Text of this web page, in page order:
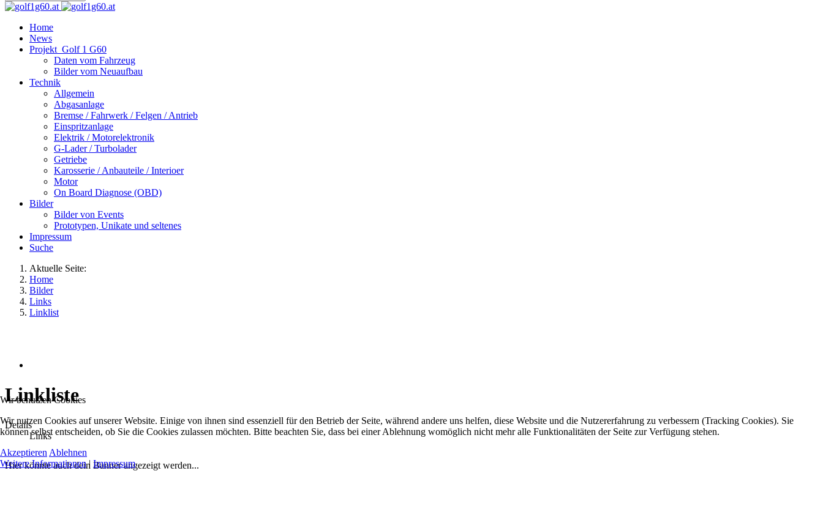
Home
News
Projekt_Golf 1 G60
Daten vom Fahrzeug
Bilder vom Neuaufbau
Technik
Allgemein
Abgasanlage
Bremse / Fahrwerk / Felgen / Antrieb
Einspritzanlage
Elektrik / Motorelektronik
G-Lader / Turbolader
Getriebe
Karosserie / Anbauteile / Interioer
Motor
On Board Diagnose (OBD)
Bilder
Bilder von Events
Prototypen, Unikate und seltenes
Impressum
Suche
Aktuelle Seite:
Home
Bilder
Links
Linklist
Linkliste
Details
Links
Hier könnte auch dein Banner angezeigt werden...
Wir benutzen Cookies
Wir nutzen Cookies auf unserer Website. Einige von ihnen sind essenziell für den Betrieb der Seite, während andere uns helfen, diese Website und die Nutzererfahrung zu verbessern (Tracking Cookies). Sie
können selbst entscheiden, ob Sie die Cookies zulassen möchten. Bitte beachten Sie, dass bei einer Ablehnung womöglich nicht mehr alle Funktionalitäten der Seite zur Verfügung stehen.
Akzeptieren Ablehnen
Weitere Informationen| Impressum